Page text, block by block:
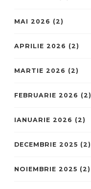
MAI 2026 (2)
APRILIE 2026 (2)
MARTIE 2026 (2)
FEBRUARIE 2026 (2)
IANUARIE 2026 (2)
DECEMBRIE 2025 (2)
NOIEMBRIE 2025 (2)